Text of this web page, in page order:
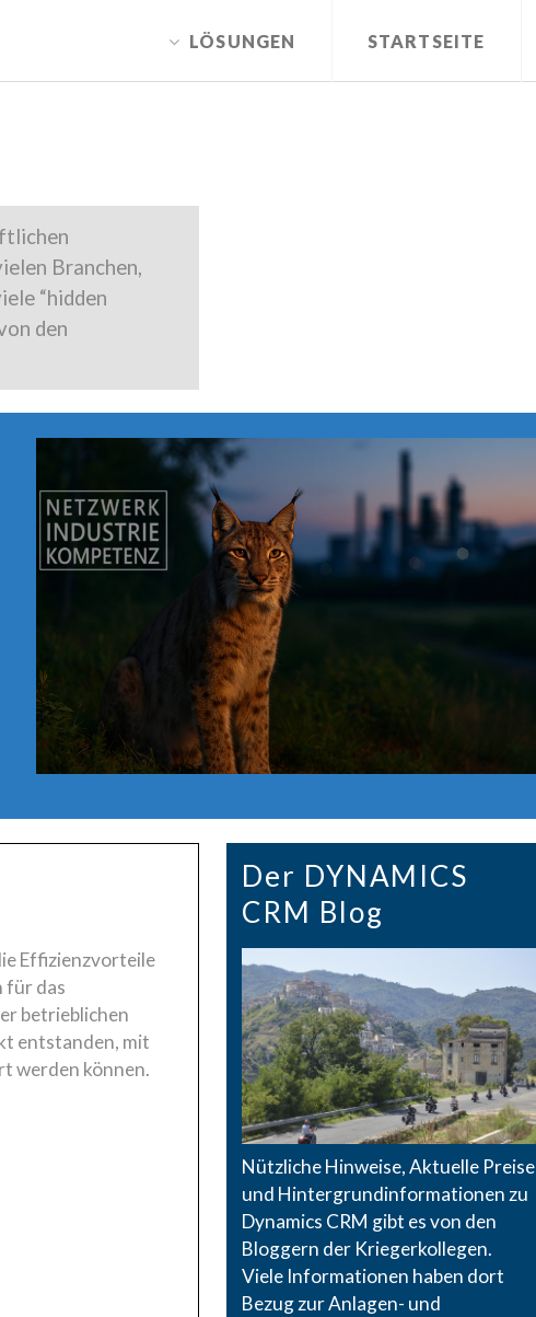
on line 105
LÖSUNGEN STARTSEITE
Branchen,
“hidden
den
Effizienzvorteile
für das
betrieblichen
entstanden, mit
werden können.
Der DYNAMICS
CRM Blog
Nützliche Hinweise, Aktuelle Preise
und Hintergrundinformationen zu
Dynamics CRM gibt es von den
Bloggern der Kriegerkollegen.
Viele Informationen haben dort
Bezug zur Anlagen- und